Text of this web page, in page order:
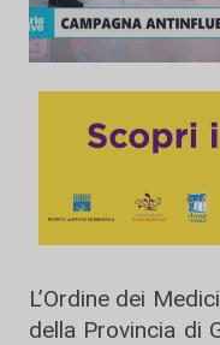
L’Ordine dei
della Provincia di